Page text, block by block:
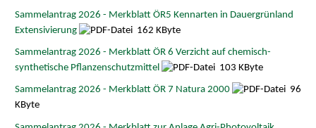
Sammelantrag 2026 - Merkblatt ÖR5 Kennarten in Dauergrünland
Extensivierung
162 KByte
Sammelantrag 2026 - Merkblatt ÖR 6 Verzicht auf chemisch-
synthetische Pflanzenschutzmittel
103 KByte
Sammelantrag 2026 - Merkblatt ÖR 7 Natura 2000
96
KByte